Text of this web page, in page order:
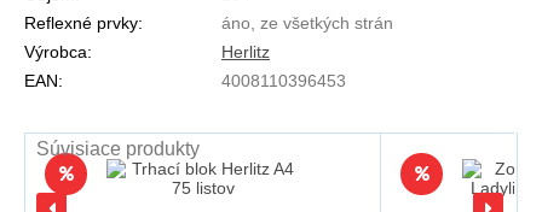
Reflexné prvky:
áno, ze všetkých strán
Výrobca:
Herlitz
EAN:
4008110396453
Súvisiace produkty